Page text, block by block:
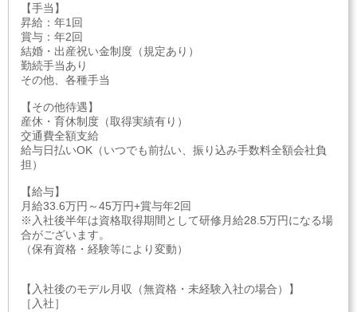
【手当】
昇給：年1回
賞与：年2回
結婚・出産祝い金制度（規定あり）
勤続手当あり
その他、各種手当
【その他待遇】
産休・育休制度（取得実績有り）
交通費全額支給
給与日払いOK（いつでも前払い、振り込み手数料全額会社負
担）
【給与】
月給33.6万円～45万円+賞与年2回
※入社後半年は資格取得期間として研修月給28.5万円になる場
合がございます。
（保有資格・経験等により変動）
【入社後のモデル月収（無資格・未経験入社の場合）】
［入社］